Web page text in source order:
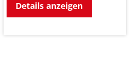
Details anzeigen